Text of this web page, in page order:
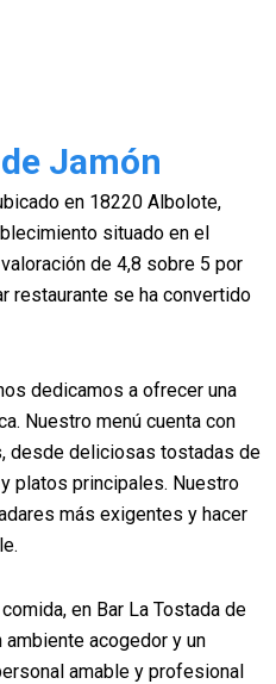
Jamón
en 18220 Albolote,
situado en el
de 4,8 sobre 5 por
restaurante se ha convertido
dedicamos a ofrecer una
Nuestro menú cuenta con
desde deliciosas tostadas de
platos principales. Nuestro
más exigentes y hacer
en Bar La Tostada de
acogedor y un
amable y profesional